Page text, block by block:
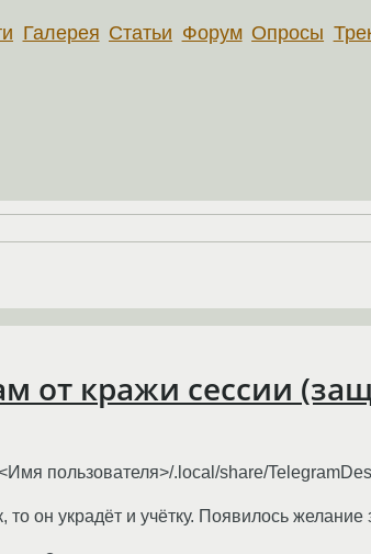
Галерея Статьи Форум Опросы
от кражи сессии
пользователя>/.local/share/
он украдёт и учётку. Появилось желание